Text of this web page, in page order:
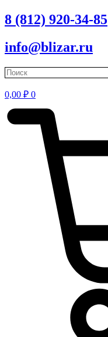
8 (812) 920-34-85
info@blizar.ru
0,00 ₽ 0